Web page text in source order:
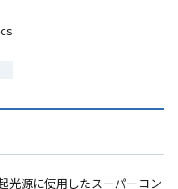
光源に使用したスーパーコン